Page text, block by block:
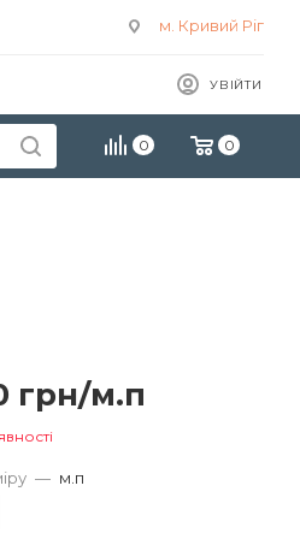
м. Кривий Ріг
УВІЙТИ
0 0
грн/м.п
— м.п